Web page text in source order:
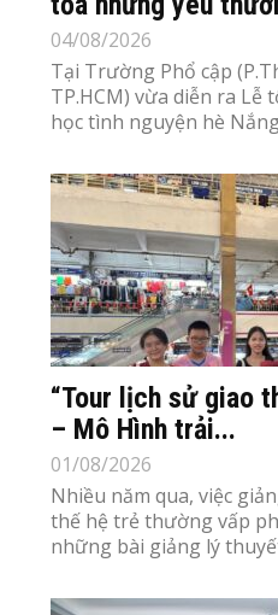
04/08/2026
Tại Trường Phổ cập
TP.HCM) vừa diễn ra Lễ
học tình nguyện hè
“Tour lịch sử giao
– Mô Hình trải...
01/08/2026
Nhiều năm qua, việc
thế hệ trẻ thường vấp
những bài giảng lý